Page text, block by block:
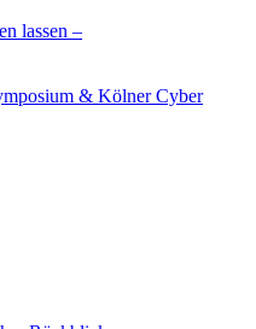
lassen –
& Kölner Cyber